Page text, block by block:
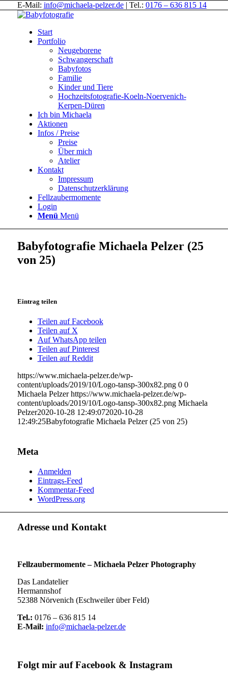
E-Mail: info@michaela-pelzer.de| Tel.: 0176 – 636 815 14
Start
Portfolio
Neugeborene
Schwangerschaft
Babyfotos
Familie
Kinder und Tiere
Hochzeitsfotografie-Koeln-Noervenich-
Kerpen-Düren
Ich bin Michaela
Aktionen
Infos / Preise
Preise
Über mich
Atelier
Kontakt
Impressum
Datenschutzerklärung
Fellzaubermomente
Login
Menü Menü
Babyfotografie Michaela Pelzer (25
von 25)
Eintrag teilen
Teilen auf Facebook
Teilen auf X
Auf WhatsApp teilen
Teilen auf Pinterest
Teilen auf Reddit
https://www.michaela-pelzer.de/wp-
content/uploads/2019/10/Logo-tansp-300x82.png 0 0
Michaela Pelzer https://www.michaela-pelzer.de/wp-
content/uploads/2019/10/Logo-tansp-300x82.png Michaela
Pelzer2020-10-28 12:49:072020-10-28
12:49:25Babyfotografie Michaela Pelzer (25 von 25)
Meta
Anmelden
Eintrags-Feed
Kommentar-Feed
WordPress.org
Adresse und Kontakt
Fellzaubermomente –Michaela Pelzer Photography
Das Landatelier
Hermannshof
52388 Nörvenich (Eschweiler über Feld)
Tel.: 0176 – 636 815 14
E-Mail: info@michaela-pelzer.de
Folgt mir auf Facebook & Instagram